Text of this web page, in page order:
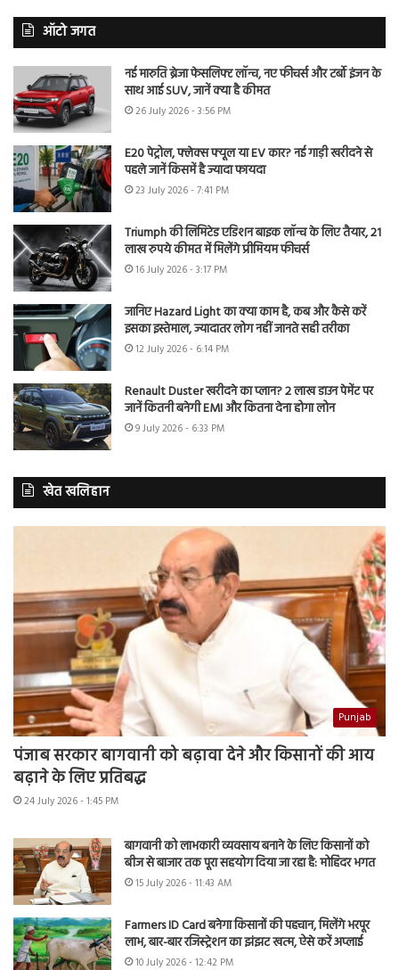
ऑटो जगत
नई मारुति ब्रेजा फेसलिफ्ट लॉन्च, नए फीचर्स और टर्बो इंजन के
साथ आई SUV, जानें क्या है कीमत
26 July 2026 - 3:56 PM
E20 पेट्रोल, फ्लेक्स फ्यूल या EV कार? नई गाड़ी खरीदने से
पहले जानें किसमें है ज्यादा फायदा
23 July 2026 - 7:41 PM
Triumph की लिमिटेड एडिशन बाइक लॉन्च के लिए तैयार, 21
लाख रुपये कीमत में मिलेंगे प्रीमियम फीचर्स
16 July 2026 - 3:17 PM
जानिए Hazard Light का क्या काम है, कब और कैसे करें
इसका इस्तेमाल, ज्यादातर लोग नहीं जानते सही तरीका
12 July 2026 - 6:14 PM
Renault Duster खरीदने का प्लान? 2 लाख डाउन पेमेंट पर
जानें कितनी बनेगी EMI और कितना देना होगा लोन
9 July 2026 - 6:33 PM
खेत खलिहान
Punjab
पंजाब सरकार बागवानी को बढ़ावा देने और किसानों की आय
बढ़ाने के लिए प्रतिबद्ध
24 July 2026 - 1:45 PM
बागवानी को लाभकारी व्यवसाय बनाने के लिए किसानों को
बीज से बाजार तक पूरा सहयोग दिया जा रहा है: मोहिंदर भगत
15 July 2026 - 11:43 AM
Farmers ID Card बनेगा किसानों की पहचान, मिलेंगे भरपूर
लाभ, बार-बार रजिस्ट्रेशन का झंझट खत्म, ऐसे करें अप्लाई
10 July 2026 - 12:42 PM